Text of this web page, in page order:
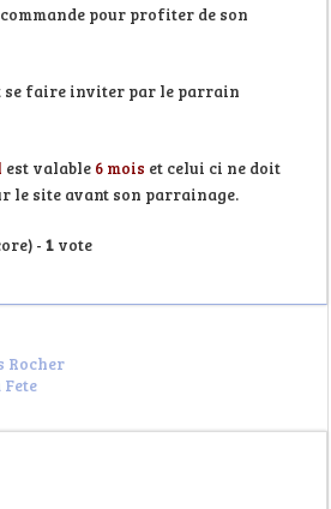
pour profiter de son
faire inviter par le parrain
est valable 6 mois et celui ci ne doit
le site avant son parrainage.
-1 vote
Rocher